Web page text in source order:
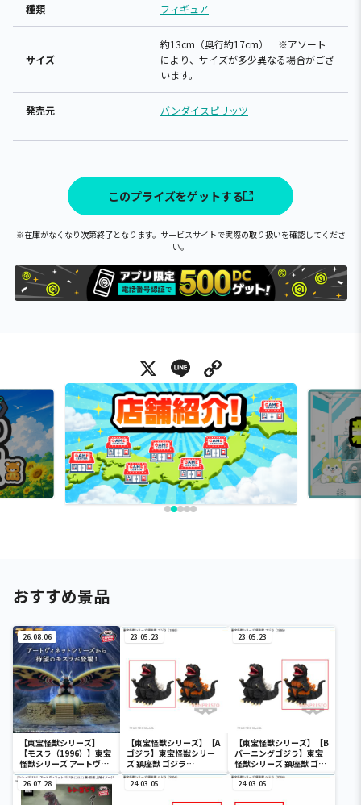
種類 フィギュア
サイズ
約13cm（奥行約17cm） ※アソート
により、サイズが多少異なる場合がござ
います。
発売元 バンダイスピリッツ
このプライズをゲットする
※在庫がなくなり次第終了となります。サービスサイトで実際の取り扱いを確認してくださ
い。
X Line
おすすめ景品
26.08.06
【東宝怪獣シリーズ】
【モスラ（1996）】東宝
怪獣シリーズ アートヴィ
ネット モスラ（1996）
23.05.23
【東宝怪獣シリーズ】【A
ゴジラ】東宝怪獣シリー
ズ 鎮座獣 ゴジラ
（1995）
23.05.23
【東宝怪獣シリーズ】【B
バーニングゴジラ】東宝
怪獣シリーズ 鎮座獣 ゴジ
ラ（1995）
26.07.28 24.03.05 24.03.05